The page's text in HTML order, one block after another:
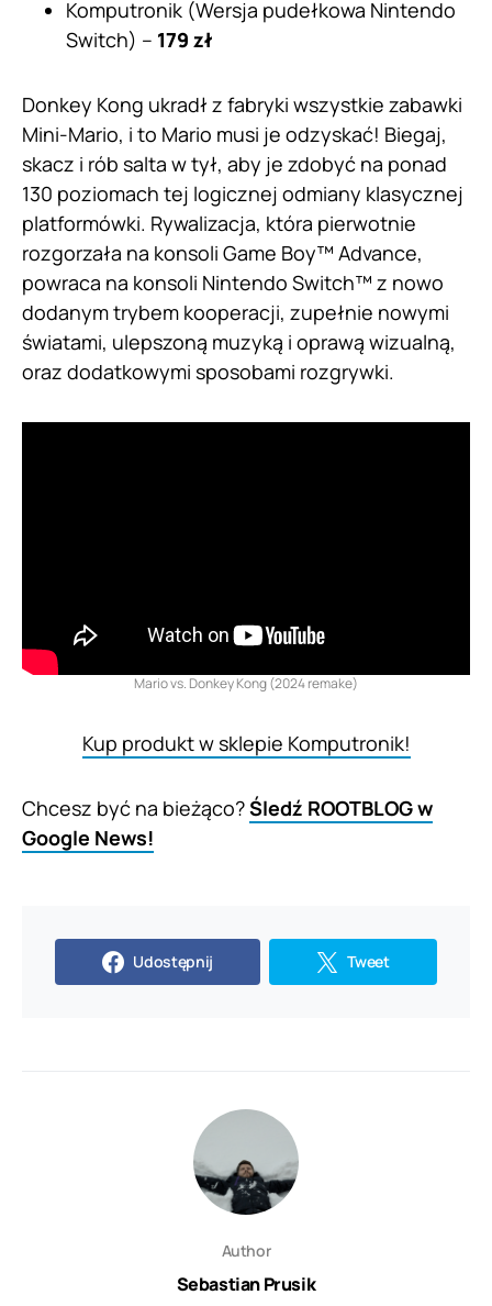
Komputronik (Wersja pudełkowa Nintendo
Switch) – 179 zł
Donkey Kong ukradł z fabryki wszystkie zabawki
Mini-Mario, i to Mario musi je odzyskać! Biegaj,
skacz i rób salta w tył, aby je zdobyć na ponad
130 poziomach tej logicznej odmiany klasycznej
platformówki. Rywalizacja, która pierwotnie
rozgorzała na konsoli Game Boy™ Advance,
powraca na konsoli Nintendo Switch™ z nowo
dodanym trybem kooperacji, zupełnie nowymi
światami, ulepszoną muzyką i oprawą wizualną,
oraz dodatkowymi sposobami rozgrywki.
Mario vs. Donkey Kong (2024 remake)
Kup produkt w sklepie Komputronik!
Chcesz być na bieżąco?Śledź ROOTBLOG w
Google News!
Udostępnij Tweet
Author
Sebastian Prusik